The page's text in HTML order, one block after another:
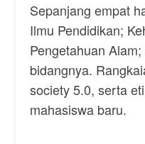
Sepanjang empat
Ilmu Pendidikan;
Pengetahuan
bidangnya.
society 5.0, serta
mahasiswa baru.